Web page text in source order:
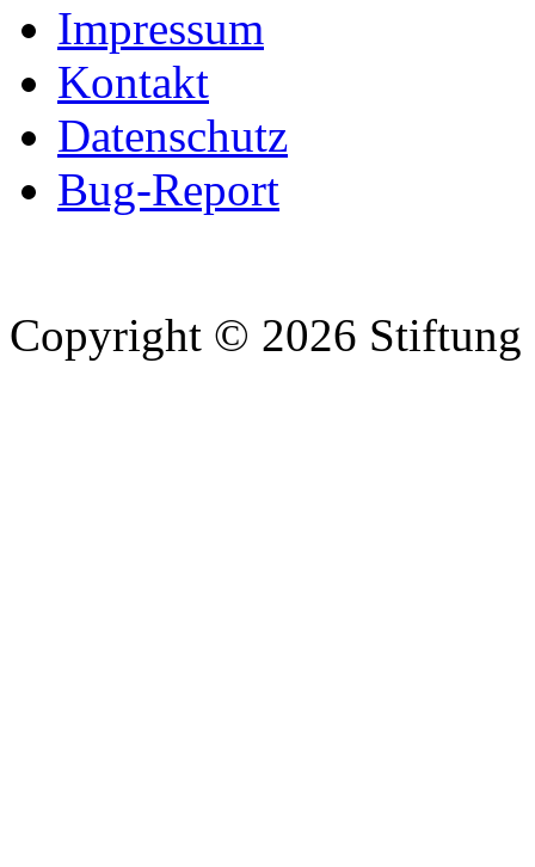
Impressum
Kontakt
Datenschutz
Bug-Report
Copyright © 2026 Stiftung